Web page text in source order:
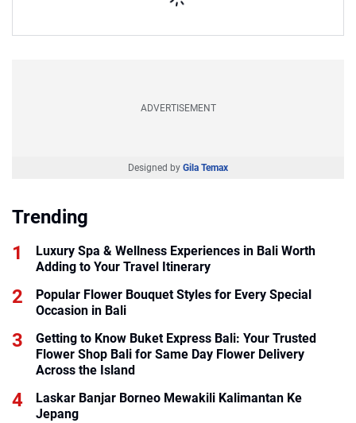
ADVERTISEMENT
Designed by Gila Temax
Trending
Luxury Spa & Wellness Experiences in Bali Worth
Adding to Your Travel Itinerary
Popular Flower Bouquet Styles for Every Special
Occasion in Bali
Getting to Know Buket Express Bali: Your Trusted
Flower Shop Bali for Same Day Flower Delivery
Across the Island
Laskar Banjar Borneo Mewakili Kalimantan Ke
Jepang